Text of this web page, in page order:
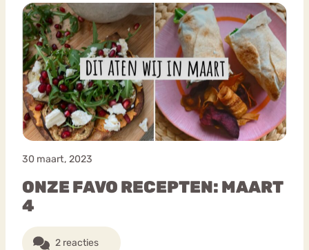
30 maart, 2023
ONZE FAVO RECEPTEN: MAART
4
2 reacties